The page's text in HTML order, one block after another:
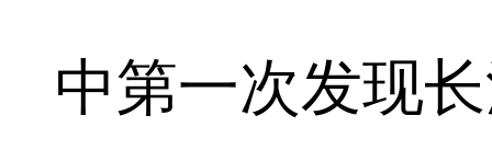
中第一次发现